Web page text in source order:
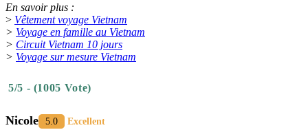
En savoir plus :
> Vêtement voyage Vietnam
> Voyage en famille au Vietnam
> Circuit Vietnam 10 jours
> Voyage sur mesure Vietnam
5/5 - (1005 Vote)
Nicole 5.0 Excellent